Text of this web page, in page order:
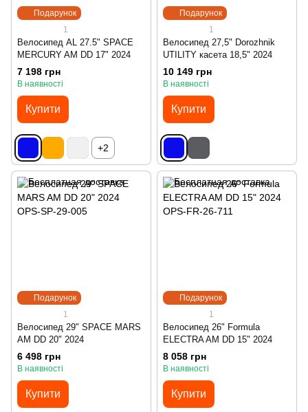
Подарунок
1
Велосипед AL 27.5" SPACE
MERCURY AM DD 17" 2024
7 198 грн
В наявності
Купити
+2
Подарунок
1
Велосипед 27,5" Dorozhnik
UTILITY касета 18,5" 2024
10 149 грн
В наявності
Купити
Подарунок
1
Велосипед 29" SPACE MARS
AM DD 20" 2024
6 498 грн
В наявності
Купити
Подарунок
1
Велосипед 26" Formula
ELECTRA AM DD 15" 2024
8 058 грн
В наявності
Купити